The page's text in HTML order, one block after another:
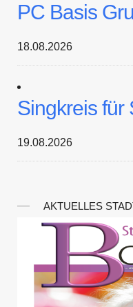
PC Basis
18.08.2026
Singkreis für
19.08.2026
AKTUELLES